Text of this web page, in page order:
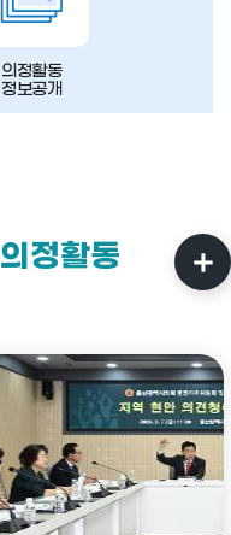
의정활동
정보공개
의정활동